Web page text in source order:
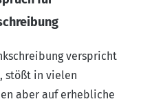
verspricht
stößt in vielen
aber auf erhebliche